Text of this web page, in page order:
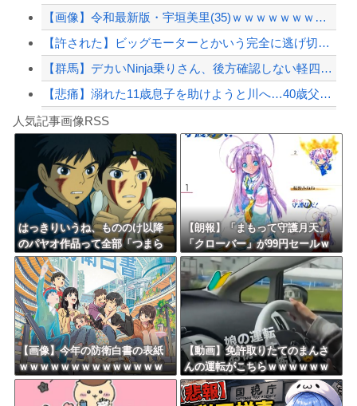
【緊急速報】NYで警官が黒人男性の首を絞め、暴動第二波不可避へ
Powered by livedoor 相互RSS
【画像】令和最新版・宇垣美里(35)ｗｗｗｗｗｗｗｗｗ
【許された】ビッグモーターとかいう完全に逃げ切った団体について
【群馬】デカいNinja乗りさん、後方確認しない軽四に当てられてしまう。
【悲痛】溺れた11歳息子を助けようと川へ…40歳父親が死亡 息子は母親が救助 愛...
たった今男はおしっこの時拭かないと知った
しんのすけ「ギアスを手に入れたゾ」
8/4のニュース
更新中止のお知らせ
海外「おめでとうタキ！」リヴァプール南野がバースデーゴール！！
Powered by livedoor 相互RSS
人気記事画像RSS
はっきりいうね、もののけ以降
のパヤオ作品って全部「つまら
ない」
【朗報】「まもって守護月天」
「クローバー」が99円セールｗ
ｗｗｗｗｗｗｗｗｗｗｗ
【画像】今年の防衛白書の表紙
ｗｗｗｗｗｗｗｗｗｗｗｗｗｗ
ｗｗｗｗｗ
【動画】免許取りたてのまんさ
んの運転がこちらｗｗｗｗｗｗ
ｗｗｗｗｗｗ